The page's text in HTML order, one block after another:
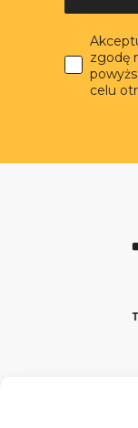
zgodę
celu